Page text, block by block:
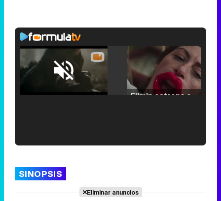
Unmute /
SINOPSIS
Eliminar anuncios